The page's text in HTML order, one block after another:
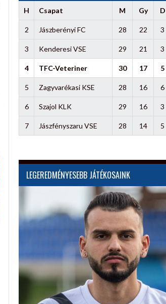
H Csapat M Gy D
2 Jászberényi FC 28 22 3
3 Kenderesi VSE 29 21 3
4 TFC-Veteriner 30 17 5
5 Zagyvarékasi KSE 28 16 6
6 Szajol KLK 29 16 3
7 Jászfényszaru VSE 28 14 5
LEGEREDMÉNYESEBB JÁTÉKOSAINK